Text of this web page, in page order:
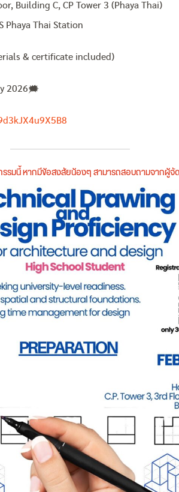
Building C, CP Tower 3 (Phaya Thai)
Phaya Thai Station
& certificate included)
2026🗯️
รรมนี้ หากมีข้อสงสัยน้องๆ สามารถสอบถามจากผู้จั